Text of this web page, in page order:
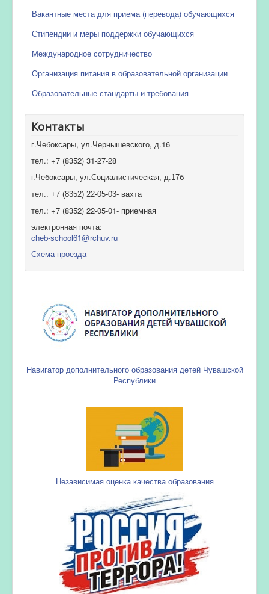
Вакантные места для приема (перевода) обучающихся
Стипендии и меры поддержки обучающихся
Международное сотрудничество
Организация питания в образовательной организации
Образовательные стандарты и требования
Контакты
г.Чебоксары, ул.Чернышевского, д.16
тел.: +7 (8352) 31-27-28
г.Чебоксары, ул.Социалистическая, д.17б
тел.: +7 (8352) 22-05-03- вахта
тел.: +7 (8352) 22-05-01- приемная
электронная почта:
cheb-school61@rchuv.ru
Схема проезда
Навигатор дополнительного образования детей Чувашской
Республики
Независимая оценка качества образования